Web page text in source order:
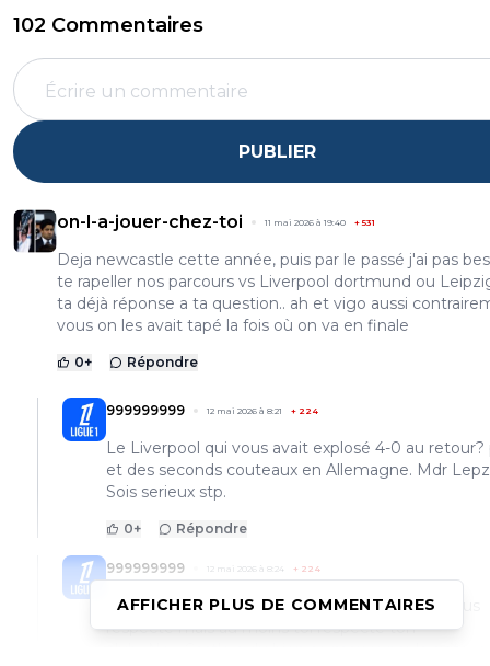
102 Commentaires
PUBLIER
on-l-a-jouer-chez-toi 11 mai 2026 à 19:40 +531
Deja newcastle cette année, puis par le passé j'ai pas
te rapeller nos parcours vs Liverpool dortmund ou
ta déjà réponse a ta question.. ah et vigo aussi
vous on les avait tapé la fois où on va en finale
0+ Répondre
999999999 12 mai 2026 à 8:21 + 224
Le Liverpool qui vous avait explosé 4-0 au
et des seconds couteaux en Allemagne. Mdr
Sois serieux stp.
0+ Répondre
999999999 12 mai 2026 à 8:24 + 224
Parle pas de cette année stp... Personne ne vous
respecte mais au moins toi respecte ton
AFFICHER PLUS DE COMMENTAIRES